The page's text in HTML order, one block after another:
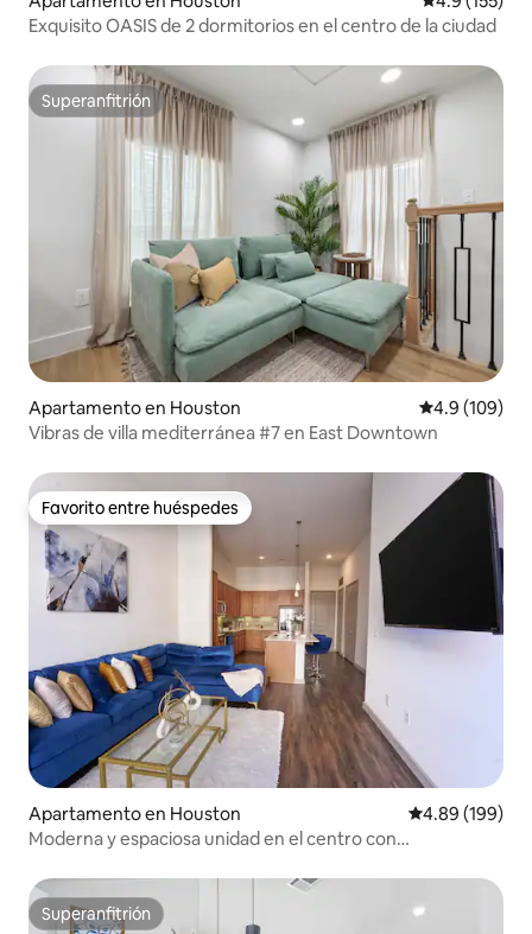
Exquisito OASIS de 2 dormitorios en el centro de la ciudad
Superanfitrión
Superanfitrión
Apartamento en Houston Calificación
4.9 (109)
Vibras de villa mediterránea #7 en East Downtown
Favorito entre huéspedes
Favorito entre huéspedes
Apartamento en Houston Calificación
4.89 (199)
Moderna y espaciosa unidad en el centro con
Superanfitrión
Superanfitrión